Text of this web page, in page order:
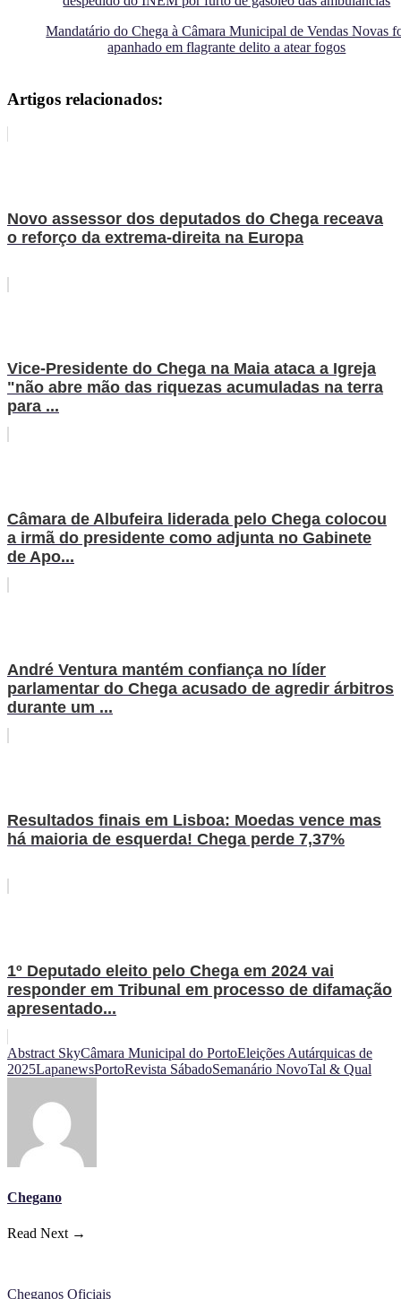
Mandatário do Chega à Câmara Municipal de Vendas Novas
apanhado em flagrante delito a atear fogos
Artigos relacionados:
Novo assessor dos deputados do Chega receava
o reforço da extrema-direita na Europa
Vice-Presidente do Chega na Maia ataca a Igreja
"não abre mão das riquezas acumuladas na terra
para ...
Câmara de Albufeira liderada pelo Chega colocou
a irmã do presidente como adjunta no Gabinete
de Apo...
André Ventura mantém confiança no líder
parlamentar do Chega acusado de agredir árbitros
durante um ...
Resultados finais em Lisboa: Moedas vence mas
há maioria de esquerda! Chega perde 7,37%
1º Deputado eleito pelo Chega em 2024 vai
responder em Tribunal em processo de difamação
apresentado...
Abstract SkyCâmara Municipal do PortoEleições Autárquicas de
2025LapanewsPortoRevista SábadoSemanário NovoTal & Qual
Chegano
Read Next →
Cheganos Oficiais